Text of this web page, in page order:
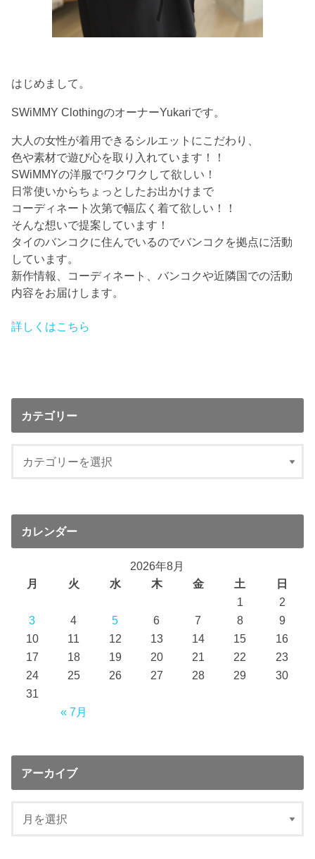
はじめまして。
SWiMMY ClothingのオーナーYukariです。
大人の女性が着用できるシルエットにこだわり、
色や素材で遊び心を取り入れています！！
SWiMMYの洋服でワクワクして欲しい！
日常使いからちょっとしたお出かけまで
コーディネート次第で幅広く着て欲しい！！
そんな想いで提案しています！
タイのバンコクに住んでいるのでバンコクを拠点に活動
しています。
新作情報、コーディネート、バンコクや近隣国での活動
内容をお届けします。
詳しくはこちら
カテゴリー
カレンダー
2026年8月
月
火 水 木 金 土 日
« 7月
1
2
3
4 5 6 7 8
9
10
11 12 13 14 15
16
17
18 19 20 21 22
23
24
25 26 27 28 29
30
31
アーカイブ